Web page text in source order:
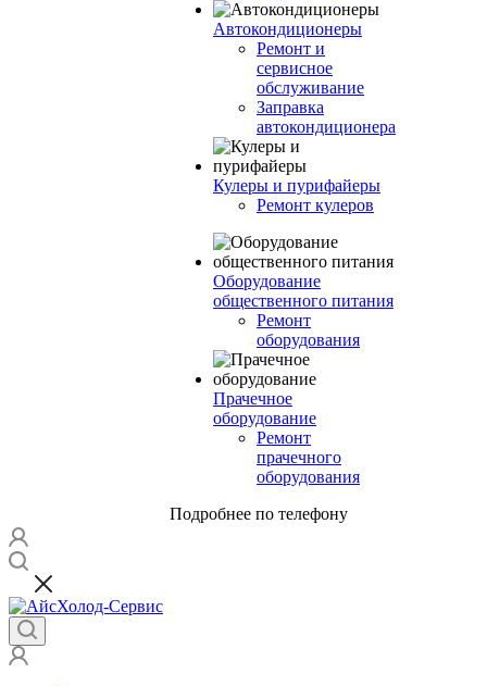
Автокондиционеры
Ремонт и
сервисное
обслуживание
Заправка
автокондиционера
Кулеры и пурифайеры
Ремонт кулеров
Оборудование
общественного питания
Ремонт
оборудования
Прачечное
оборудование
Ремонт
прачечного
оборудования
Подробнее по телефону